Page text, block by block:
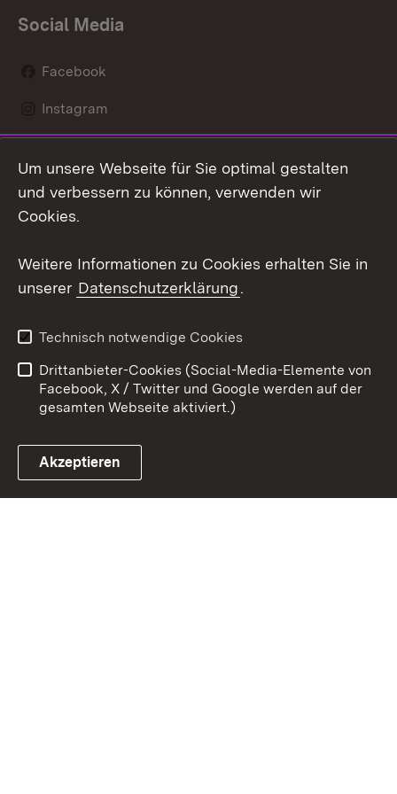
Social Media
Facebook
Instagram
Mastodon
Youtube
Link zum Landesportal
Kontakt
Datenschutz
Barrierefreiheit
Impressum Cookies
Um unsere Webseite für Sie optimal gestalten
und verbessern zu können, verwenden wir
Cookies.
Weitere Informationen zu Cookies erhalten Sie in
unserer Datenschutzerklärung.
Technisch notwendige Cookies
Drittanbieter-Cookies (Social-Media-Elemente von
Facebook, X / Twitter und Google werden auf der
gesamten Webseite aktiviert.)
Akzeptieren